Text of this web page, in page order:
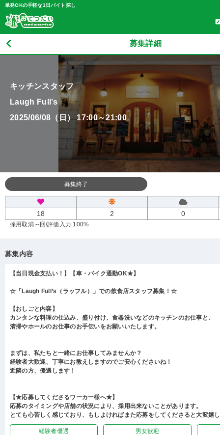
単発OKの手軽な1日バイト探し
募集詳細
キッチンスタッフ
Laugh Full’s
2025/06/08（日） 17:00～21:00
募集終了
18 2 0
採用取消 --回/評価入力 100%
募集内容
【当日現金支払い！】【車・バイク通勤OK★】
☆「Laugh Full’s（ラッフル）」での飲食店スタッフ募集！☆
【おしごと内容】
カンタンな料理の仕込み、盛り付け、食器洗いなどのキッチンのお仕事と、
清掃やホールのお仕事のお手伝いをお願いいたします。
まずは、私たちと一緒にお仕事してみませんか？
経験者大歓迎、丁寧にお教えしますのでご安心くださいね！
近隣の方、優遇します！
【★応募してくださるワーカー様へ★】
応募のタイミングや店舗の状況により、採用出来ないことがあります。
とても心苦しく感じており、もしよければまた応募をしてくださると大変嬉
経験者優遇 男女歓迎